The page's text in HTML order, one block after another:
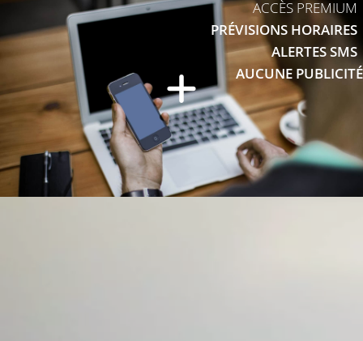
ACCÈS PREMIUM
PRÉVISIONS HORAIRES
ALERTES SMS
AUCUNE PUBLICITÉ